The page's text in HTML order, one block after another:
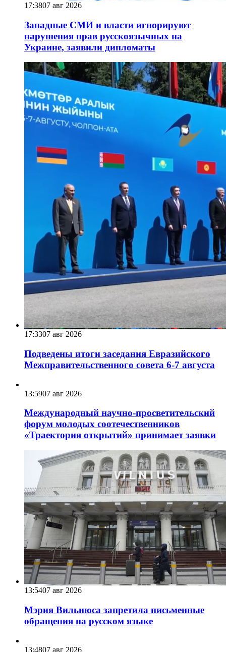
17:3807 авг 2026
Западные СМИ и власти игнорируют
нарушения прав русскоязычных на
Украине, заявили дипломаты
17:3307 авг 2026
Подведены итоги заседания Евразийского
Межправительственного совета 6-7 августа
13:5907 авг 2026
Международный научно-просветительский
форум молодых соотечественников
«Траектория открытий» принимает заявки
13:5407 авг 2026
Мэрия Вильнюса запретила письменные
обращения на русском языке
13:4807 авг 2026